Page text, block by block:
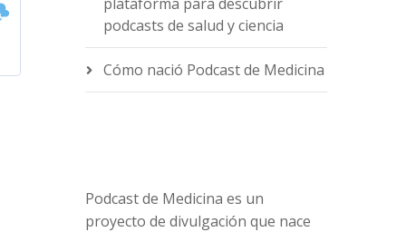
podcasts de salud y ciencia
Cómo nació Podcast de Medicina
Podcast de Medicina es un
proyecto de divulgación que nace